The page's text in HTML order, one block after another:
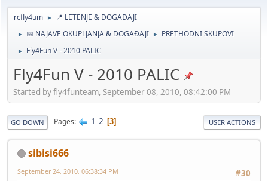
rcfly4um ► 📍 LETENJE & DOGAĐAJI
► 📅 NAJAVE OKUPLJANJA & DOGAĐAJI ► PRETHODNI SKUPOVI
► Fly4Fun V - 2010 PALIC
Fly4Fun V - 2010 PALIC
Started by fly4funteam, September 08, 2010, 08:42:00 PM
GO DOWN Pages 1 2 3 USER ACTIONS
sibisi666
#30
September 24, 2010, 06:38:34 PM